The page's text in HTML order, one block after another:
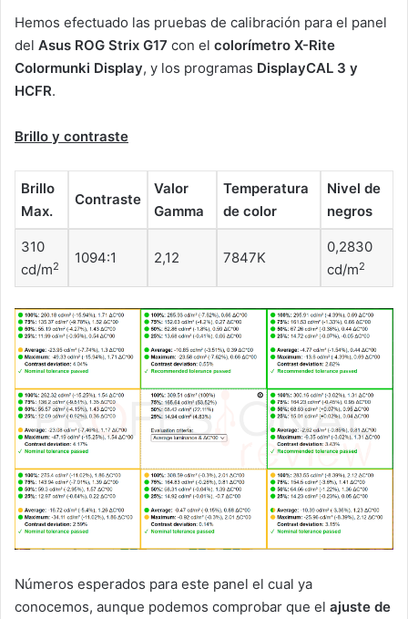
Hemos efectuado las pruebas de calibración para el panel
del Asus ROG Strix G17 con el colorímetro X-Rite
Colormunki Display, y los programas DisplayCAL 3 y
HCFR.
Brillo y contraste
Brillo
Max.
Contraste
Valor
Gamma
Temperatura
de color
Nivel de
negros
310
cd/m2 1094:1 2,12 7847K
0,2830
cd/m2
Números esperados para este panel el cual ya
conocemos, aunque podemos comprobar que el ajuste de